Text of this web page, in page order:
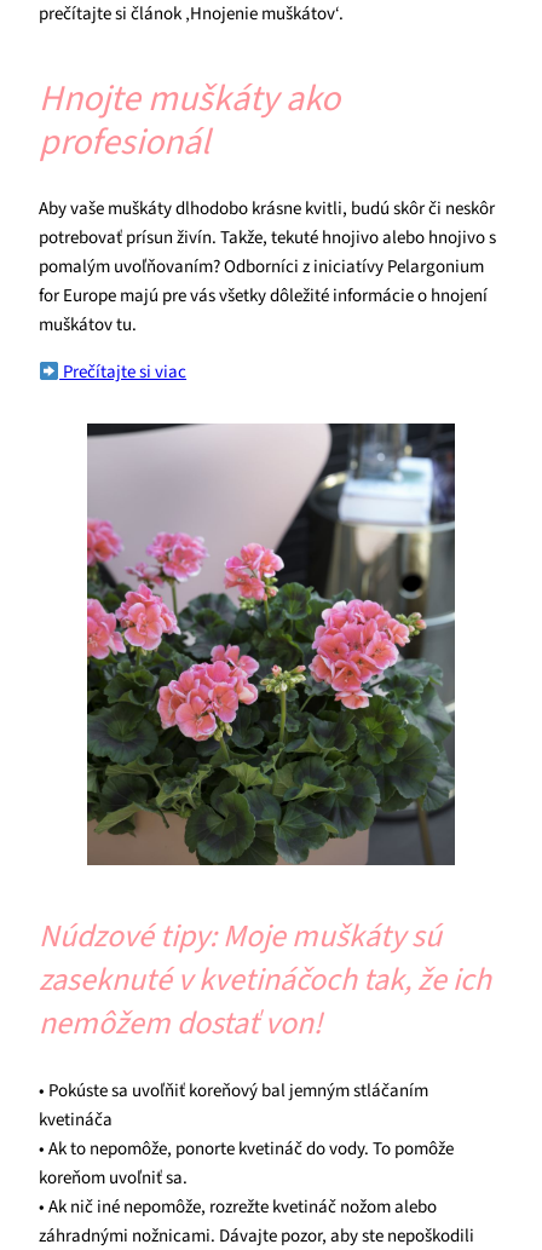
prečítajte si článok ‚Hnojenie muškátov‘.
Hnojte muškáty ako
profesionál
Aby vaše muškáty dlhodobo krásne kvitli, budú skôr či neskôr
potrebovať prísun živín. Takže, tekuté hnojivo alebo hnojivo s
pomalým uvoľňovaním? Odborníci z iniciatívy Pelargonium
for Europe majú pre vás všetky dôležité informácie o hnojení
muškátov tu.
Prečítajte si viac
Núdzové tipy: Moje muškáty sú
zaseknuté v kvetináčoch tak, že ich
nemôžem dostať von!
• Pokúste sa uvoľňiť koreňový bal jemným stláčaním
kvetináča
• Ak to nepomôže, ponorte kvetináč do vody. To pomôže
koreňom uvoľniť sa.
• Ak nič iné nepomôže, rozrežte kvetináč nožom alebo
záhradnými nožnicami. Dávajte pozor, aby ste nepoškodili